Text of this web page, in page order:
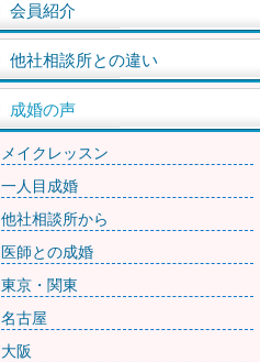
会員紹介
他社相談所との違い
成婚の声
メイクレッスン
一人目成婚
他社相談所から
医師との成婚
東京・関東
名古屋
大阪